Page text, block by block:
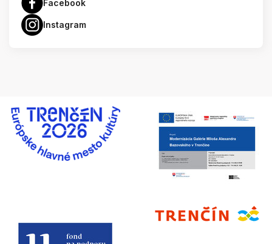
Facebook
Instagram